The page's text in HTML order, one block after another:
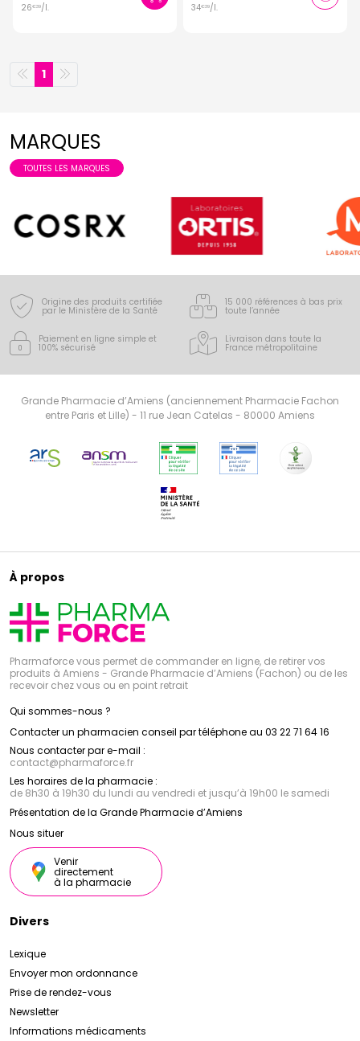
26€39/l. 34€39/l.
1
MARQUES
TOUTES LES MARQUES
Origine des produits certifiée
par le Ministère de la Santé
15 000 références à bas prix
toute l’année
Paiement en ligne simple et
100% sécurisé
Livraison dans toute la
France métropolitaine
Grande Pharmacie d’Amiens (anciennement Pharmacie Fachon
entre Paris et Lille) - 11 rue Jean Catelas - 80000 Amiens
À propos
Pharmaforce vous permet de commander en ligne, de retirer vos
produits à Amiens - Grande Pharmacie d’Amiens (Fachon) ou de les
recevoir chez vous ou en point retrait
Qui sommes-nous ?
Contacter un pharmacien conseil par téléphone au 03 22 71 64 16
Nous contacter par e-mail :
contact@pharmaforce.fr
Les horaires de la pharmacie :
de 8h30 à 19h30 du lundi au vendredi et jusqu’à 19h00 le samedi
Présentation de la Grande Pharmacie d’Amiens
Nous situer
Venir
directement
à la pharmacie
Divers
Lexique
Envoyer mon ordonnance
Prise de rendez-vous
Newsletter
Informations médicaments